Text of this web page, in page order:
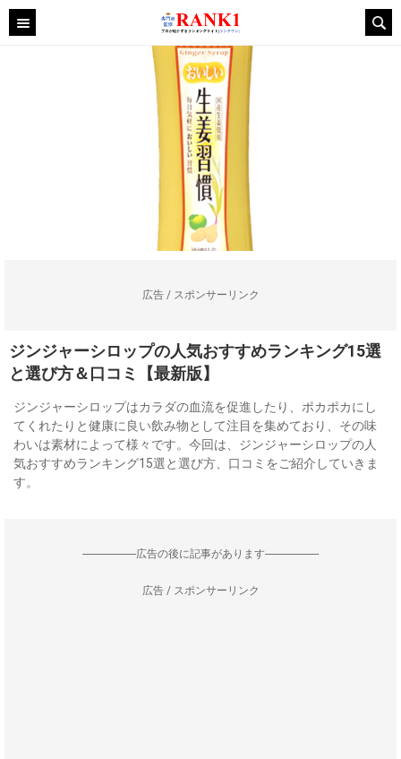
広告 / スポンサーリンク
ジンジャーシロップの人気おすすめランキング15選
と選び方＆口コミ【最新版】
ジンジャーシロップはカラダの血流を促進したり、ポカポカにし
てくれたりと健康に良い飲み物として注目を集めており、その味
わいは素材によって様々です。今回は、ジンジャーシロップの人
気おすすめランキング15選と選び方、口コミをご紹介していきま
す。
--------------------広告の後に記事があります--------------------
広告 / スポンサーリンク